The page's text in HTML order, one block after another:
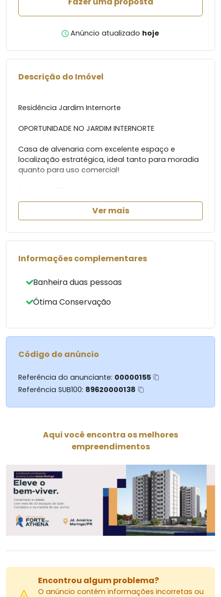
Anúncio atualizado hoje
Descrição do Imóvel
Residência Jardim Internorte
OPORTUNIDADE NO JARDIM INTERNORTE
Casa de alvenaria com excelente espaço e
localização estratégica, ideal tanto para moradia
quanto para uso comercial!
Área construída: 246,60m²
O imóvel conta com:
3 dormitórios, sendo 1 suíte
Sala ampla
Cozinha grande
Banheiro social
Banheiro externo
com fácil acesso e ótima valorização.
Residência familiar
Clínicas
Empresas ou comércio em geral
Valor: R$ 1.100.000,00
Ver mais
Informações complementares
Banheira duas pessoas
Ótima Conservação
Código do anúncio
Referência do anunciante: 00000155
Referência SUB100: 89620000138
Aqui você encontra os melhores
empreendimentos
Encontrou algum problema?
O anúncio contém informações incorretas ou